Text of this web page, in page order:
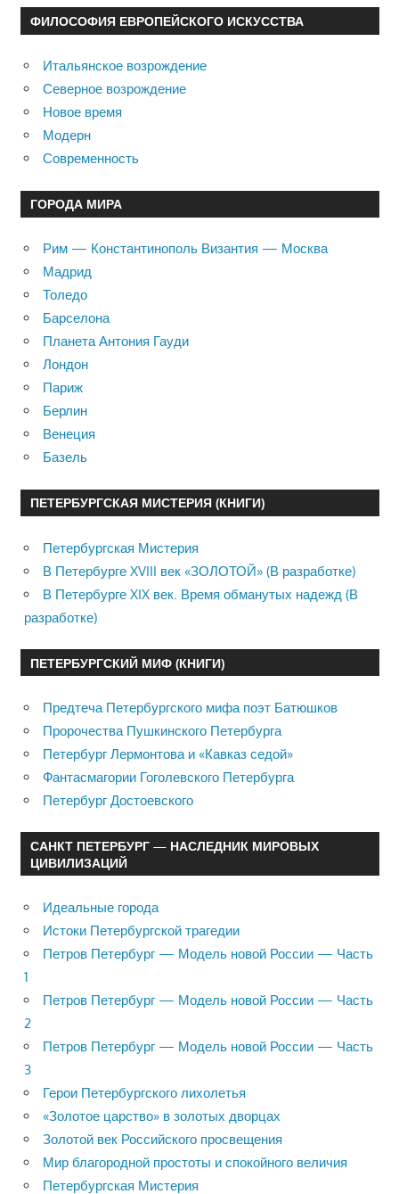
ФИЛОСОФИЯ ЕВРОПЕЙСКОГО ИСКУССТВА
Итальянское возрождение
Северное возрождение
Новое время
Модерн
Современность
ГОРОДА МИРА
Рим — Константинополь Византия — Москва
Мадрид
Толедо
Барселона
Планета Антония Гауди
Лондон
Париж
Берлин
Венеция
Базель
ПЕТЕРБУРГСКАЯ МИСТЕРИЯ (КНИГИ)
Петербургская Мистерия
В Петербурге XVIII век «ЗОЛОТОЙ» (В разработке)
В Петербурге XIX век. Время обманутых надежд (В
разработке)
ПЕТЕРБУРГСКИЙ МИФ (КНИГИ)
Предтеча Петербургского мифа поэт Батюшков
Пророчества Пушкинского Петербурга
Петербург Лермонтова и «Кавказ седой»
Фантасмагории Гоголевского Петербурга
Петербург Достоевского
САНКТ ПЕТЕРБУРГ — НАСЛЕДНИК МИРОВЫХ
ЦИВИЛИЗАЦИЙ
Идеальные города
Истоки Петербургской трагедии
Петров Петербург — Модель новой России — Часть
1
Петров Петербург — Модель новой России — Часть
2
Петров Петербург — Модель новой России — Часть
3
Герои Петербургского лихолетья
«Золотое царство» в золотых дворцах
Золотой век Российского просвещения
Мир благородной простоты и спокойного величия
Петербургская Мистерия